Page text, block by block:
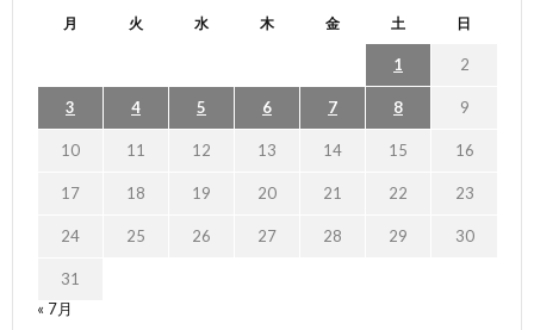
月 火 水 木 金 土 日
1 2
3 4 5 6 7 8 9
10 11 12 13 14 15 16
17 18 19 20 21 22 23
24 25 26 27 28 29 30
31
« 7月